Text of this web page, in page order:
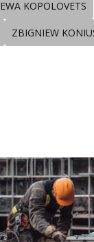
EWA KOPOLOVETS
ZBIGNIEW